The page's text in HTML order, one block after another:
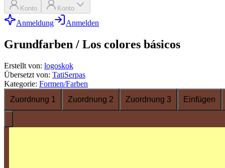
Konto Konto
Anmeldung Anmelden
Grundfarben / Los colores básicos
Erstellt von: logoskok
Übersetzt von: TatiSerpas
Kategorie: Formen/Farben
Zuordnung 1
Zuordnung 2 Zuordnung 3 Einfügen